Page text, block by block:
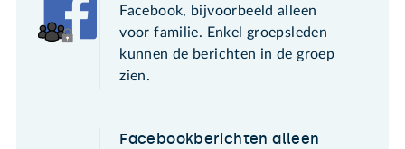
Facebook, bijvoorbeeld alleen
voor familie. Enkel groepsleden
kunnen de berichten in de groep
zien.
Facebookberichten alleen